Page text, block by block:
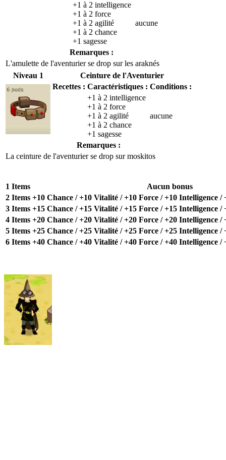
+1 à 2 intelligence
+1 à 2 force
+1 à 2 agilité
+1 à 2 chance
+1 sagesse
aucune
Remarques :
L'amulette de l'aventurier se drop sur les araknés
Niveau 1
Ceinture de l'Aventurier
Recettes : Caractéristiques : Conditions :
+1 à 2 intelligence
+1 à 2 force
+1 à 2 agilité
+1 à 2 chance
+1 sagesse
aucune
Remarques :
La ceinture de l'aventurier se drop sur moskitos
1 Items
Aucun bonus
2 Items +10 Chance / +10 Vitalité / +10 Force / +10 Intelligence /
3 Items +15 Chance / +15 Vitalité / +15 Force / +15 Intelligence /
4 Items +20 Chance / +20 Vitalité / +20 Force / +20 Intelligence /
5 Items +25 Chance / +25 Vitalité / +25 Force / +25 Intelligence /
6 Items +40 Chance / +40 Vitalité / +40 Force / +40 Intelligence /